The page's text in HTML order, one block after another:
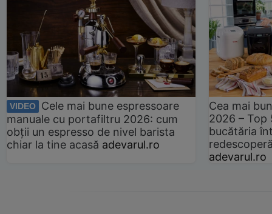
VIDEO
Cele mai bune espressoare
manuale cu portafiltru 2026: cum
obții un espresso de nivel barista
chiar la tine acasă adevarul.ro
Cea mai
2026 –
bucătăria
adevarul.ro